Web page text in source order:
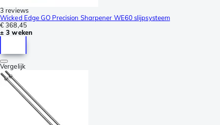
3 reviews
Wicked Edge GO Precision Sharpener WE60 slijpsysteem
€ 368,45
± 3 weken
Vergelijk